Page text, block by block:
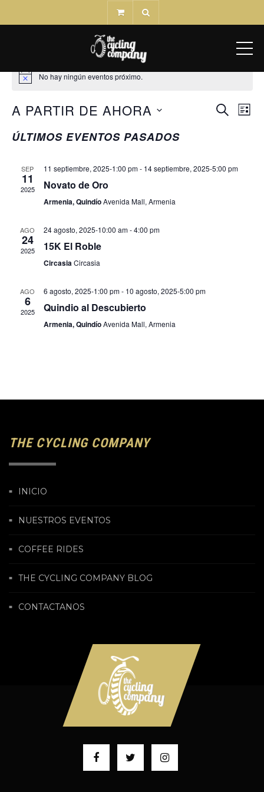
No hay ningún eventos próximo.
DE
BUSCAR
LISTA
A PARTIR DE AHORA
fecha.
ÚLTIMOS EVENTOS PASADOS
SEP
11
2025
11 septiembre, 2025-1:00 pm- 14 septiembre, 2025-5:00 pm
Novato de Oro
Armenia, QuindíoAvenida Mall, Armenia
AGO
24
2025
24 agosto, 2025-10:00 am-4:00 pm
15K El Roble
CircasiaCircasia
AGO
6
2025
6 agosto, 2025-1:00 pm- 10 agosto, 2025-5:00 pm
Quindio al Descubierto
Armenia, QuindíoAvenida Mall, Armenia
THE CYCLING COMPANY
INICIO
NUESTROS EVENTOS
COFFEE RIDES
THE CYCLING COMPANY BLOG
CONTACTANOS